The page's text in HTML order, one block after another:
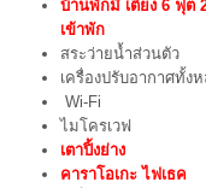
บ้านพักมี เตียง 6 ฟุต
เข้าพัก
สระว่ายน้ำส่วนตัว
เครื่องปรับอากาศทั้งห
Wi-Fi
ไมโครเวฟ
เตาปิ้งย่าง
คาราโอเกะ ไฟเธค